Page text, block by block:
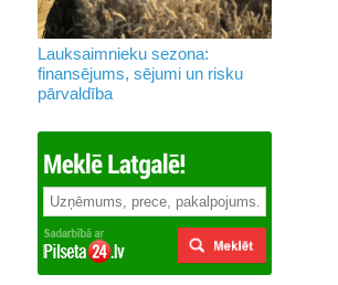
Lauksaimnieku sezona:
finansējums, sējumi un risku
pārvaldība